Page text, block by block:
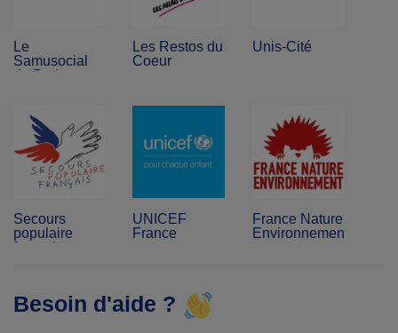
Le
Samusocial
de Paris
Les Restos du
Coeur
Unis-Cité
Secours
populaire
français
UNICEF
France
France Nature
Environnement
Besoin d'aide ?